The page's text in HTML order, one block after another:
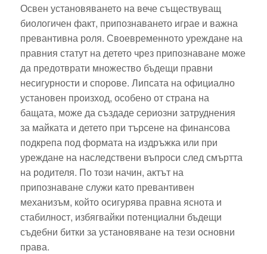
Освен установяването на вече съществуващ
биологичен факт, припознаването играе и важна
превантивна роля. Своевременното уреждане на
правния статут на детето чрез припознаване може
да предотврати множество бъдещи правни
несигурности и спорове. Липсата на официално
установен произход, особено от страна на
бащата, може да създаде сериозни затруднения
за майката и детето при търсене на финансова
подкрепа под формата на издръжка или при
уреждане на наследствени въпроси след смъртта
на родителя. По този начин, актът на
припознаване служи като превантивен
механизъм, който осигурява правна яснота и
стабилност, избягвайки потенциални бъдещи
съдебни битки за установяване на тези основни
права.